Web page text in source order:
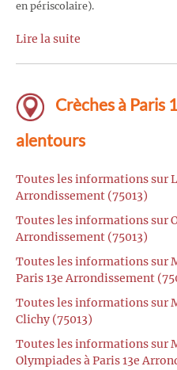
en périscolaire).
Lire la suite
Crèches à Paris
alentours
Toutes les informations sur
Arrondissement (75013)
Toutes les informations sur
Arrondissement (75013)
Toutes les informations sur
Paris 13e Arrondissement
Toutes les informations sur
Clichy (75013)
Toutes les informations sur
Olympiades à Paris 13e